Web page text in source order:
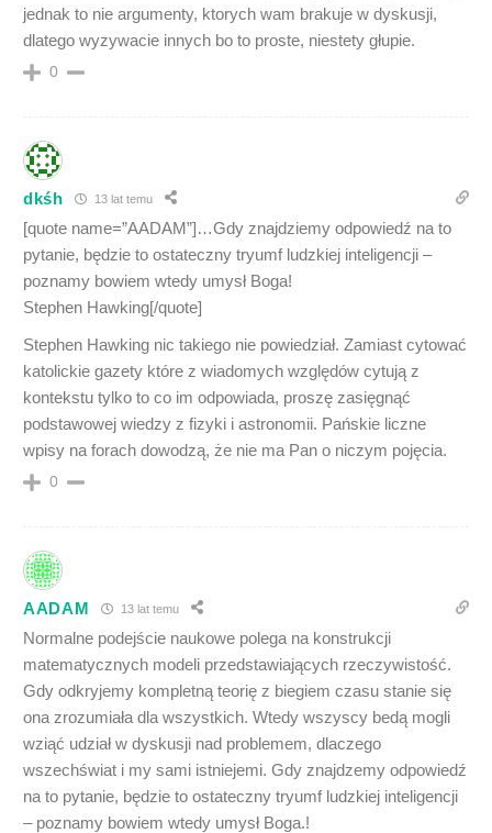
jednak to nie argumenty, ktorych wam brakuje w dyskusji,
dlatego wyzywacie innych bo to proste, niestety głupie.
0
dkśh 13 lat temu
[quote name=”AADAM”]…Gdy znajdziemy odpowiedź na to
pytanie, będzie to ostateczny tryumf ludzkiej inteligencji –
poznamy bowiem wtedy umysł Boga!
Stephen Hawking[/quote]
Stephen Hawking nic takiego nie powiedział. Zamiast cytować
katolickie gazety które z wiadomych względów cytują z
kontekstu tylko to co im odpowiada, proszę zasięgnąć
podstawowej wiedzy z fizyki i astronomii. Pańskie liczne
wpisy na forach dowodzą, że nie ma Pan o niczym pojęcia.
0
AADAM 13 lat temu
Normalne podejście naukowe polega na konstrukcji
matematycznych modeli przedstawiających rzeczywistość.
Gdy odkryjemy kompletną teorię z biegiem czasu stanie się
ona zrozumiała dla wszystkich. Wtedy wszyscy bedą mogli
wziąć udział w dyskusji nad problemem, dlaczego
wszechświat i my sami istniejemi. Gdy znajdzemy odpowiedź
na to pytanie, będzie to ostateczny tryumf ludzkiej inteligencji
– poznamy bowiem wtedy umysł Boga.!